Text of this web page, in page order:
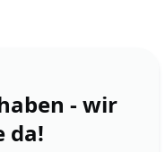
- wir
da!